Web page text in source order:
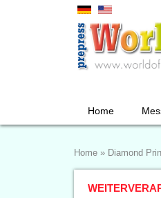
Home
Home » Diamond